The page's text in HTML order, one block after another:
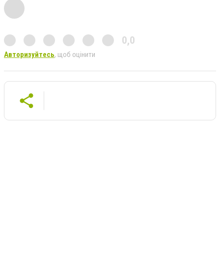
0,0
Авторизуйтесь, щоб оцінити